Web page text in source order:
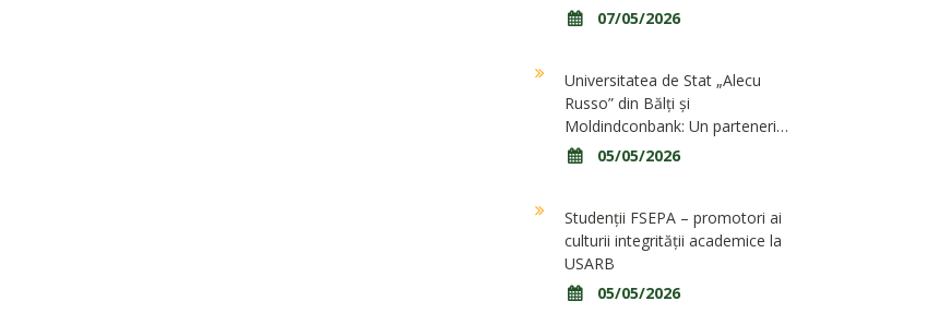
07/05/2026
Universitatea de Stat „Alecu
Russo” din Bălți și
Moldindconbank: Un parteneri…
05/05/2026
Studenții FSEPA – promotori ai
culturii integrității academice la
USARB
05/05/2026